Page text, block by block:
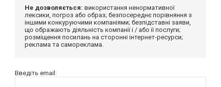
Не дозволяється: використання ненормативної
лексики, погроз або образ; безпосереднє порівняння з
іншими конкуруючими компаніями; безпідставні заяви,
що ображають діяльність компанії і / або її послуги;
розміщення посилань на сторонні інтернет-ресурси;
реклама та самореклама.
Введіть email: